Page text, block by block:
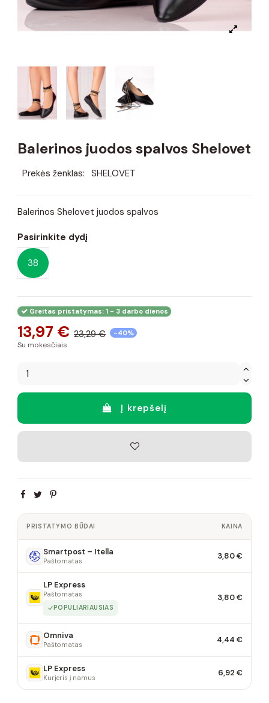
Balerinos juodos spalvos Shelovet
Prekės ženklas: SHELOVET
Balerinos Shelovet juodos spalvos
Pasirinkite dydį
38
Greitas pristatymas: 1 - 3 darbo dienos
13,97 € 23,29 € -40%
Su mokesčiais
Į krepšelį
PRISTATYMO BŪDAI KAINA
Smartpost – Itella
Paštomatas 3,80 €
LP Express
Paštomatas
POPULIARIAUSIAS
3,80 €
Omniva
Paštomatas 4,44 €
LP Express
Kurjeris į namus 6,92 €